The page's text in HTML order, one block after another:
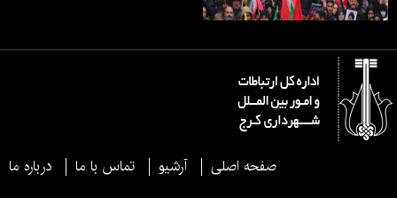
صفحه اصلی آرشیو تماس با ما درباره ما